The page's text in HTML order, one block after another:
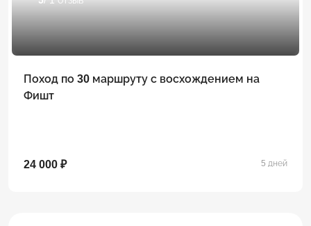
Поход по 30 маршруту с восхождением на
Фишт
24 000 ₽ 5 дней